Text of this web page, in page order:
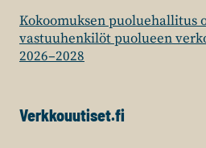
Kokoomuksen puoluehallitus
vastuuhenkilöt puolueen
2026–2028
Verkkouutiset.fi